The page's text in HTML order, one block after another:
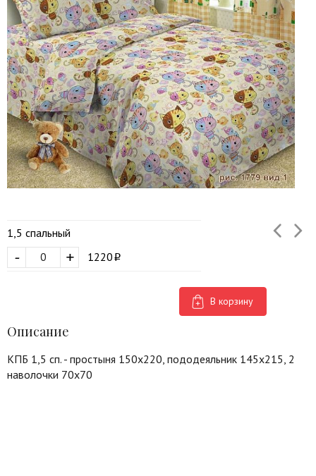
1,5 спальный
+
- 1220
В корзину
Описание
КПБ 1,5 сп. - простыня 150х220, пододеяльник 145х215, 2
наволочки 70х70